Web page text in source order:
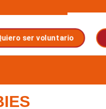
ser voluntario